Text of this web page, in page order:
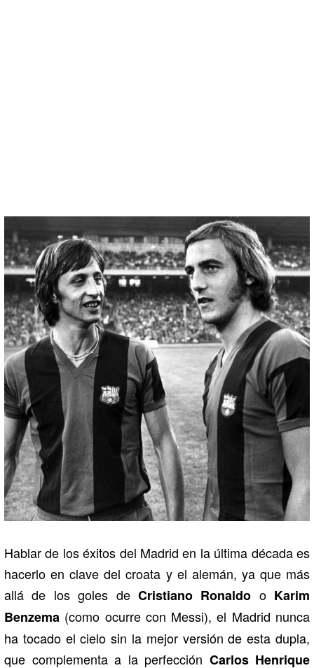
Hablar de los éxitos del Madrid en la última década es
hacerlo en clave del croata y el alemán, ya que más
allá de los goles de Cristiano Ronaldo o Karim
Benzema (como ocurre con Messi), el Madrid nunca
ha tocado el cielo sin la mejor versión de esta dupla,
que complementa a la perfección Carlos Henrique